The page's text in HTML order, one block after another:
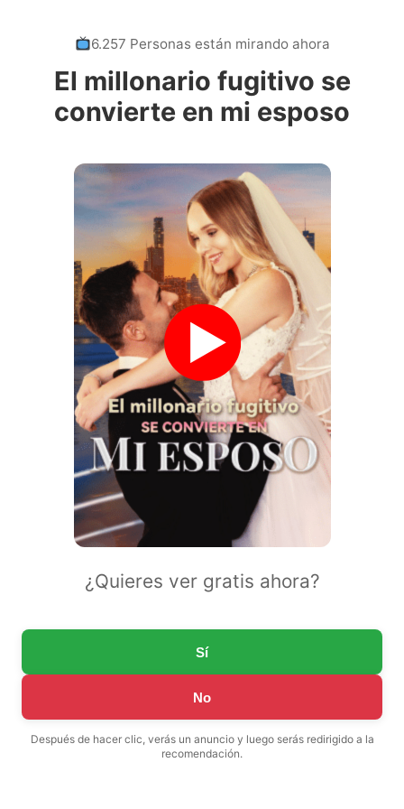
6.257 Personas están mirando ahora
El millonario fugitivo se
convierte en mi esposo
¿Quieres ver gratis ahora?
Sí
No
Después de hacer clic, verás un anuncio y luego serás redirigido a la
recomendación.